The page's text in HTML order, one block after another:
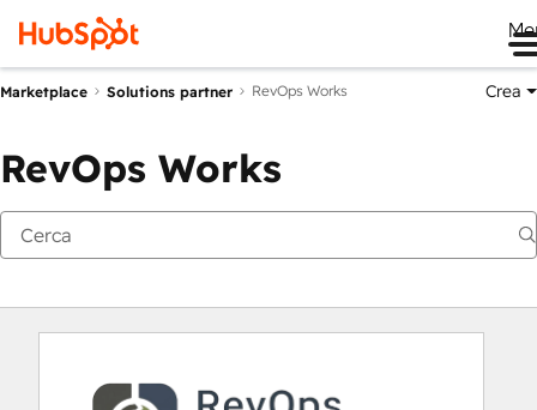
Marketplace Solutions partner RevOps Works Crea
RevOps Works